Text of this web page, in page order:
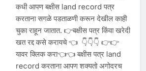
कधी आपण बक्षीस land record पत्र
करताना सगळे पडताळणी करून देखील काही
चुका राहून जातात. 👉बक्षीस पत्र किंवा खरेदी
खत रद्द कसे करायचे 👈 👇👇👇 👉👉
यावर क्लिक करा👈👈 बक्षीस पत्र land
record करताना आपण शक्यतो अगोदरच